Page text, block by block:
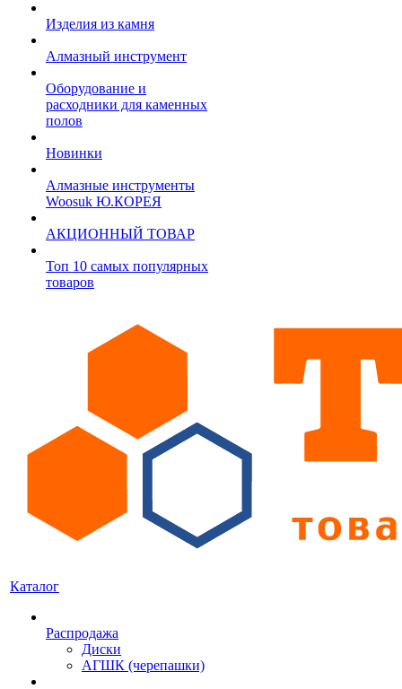
Изделия из камня
Алмазный инструмент
Оборудование и
расходники для каменных
полов
Новинки
Алмазные инструменты
Woosuk Ю.КОРЕЯ
АКЦИОННЫЙ ТОВАР
Топ 10 самых популярных
товаров
Каталог
Распродажа
Диски
АГШК (черепашки)